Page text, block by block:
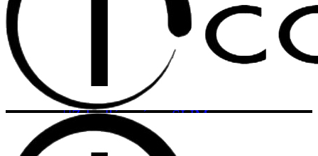
Pozrieť celú kolekciu
Kvalita zrkadiel
Zrkadlá na mieru
Zrkadlá podľa tvaru
Zrkadlá v ráme SLIM
Zrkadlá bez rámu